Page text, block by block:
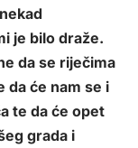
je bilo draže.
da se riječima
da će nam se i
te da će opet
grada i